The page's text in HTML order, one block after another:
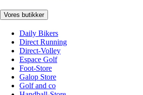
Vores butikker
Daily Bikers
Direct Running
Direct-Volley
Espace Golf
Foot-Store
Galop Store
Golf and co